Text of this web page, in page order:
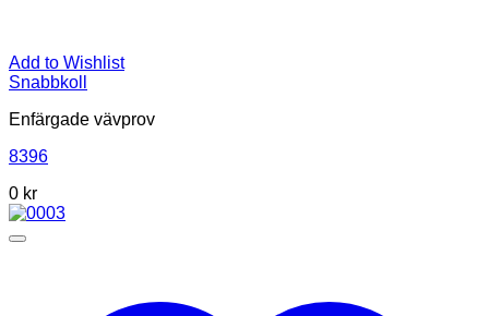
Add to Wishlist
Snabbkoll
Enfärgade vävprov
8396
0 kr